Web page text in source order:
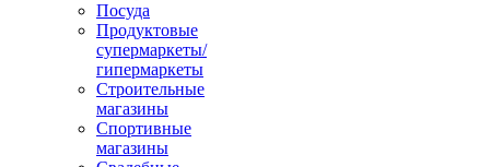
Посуда
Продуктовые
супермаркеты/
гипермаркеты
Строительные
магазины
Спортивные
магазины